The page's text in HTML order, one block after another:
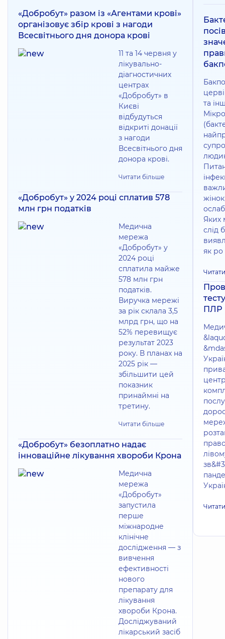
«Добробут» разом із «Агентами крові»
організовує збір крові з нагоди
Всесвітнього дня донора крові
11 та 14 червня у
лікувально-
діагностичних
центрах
«Добробут» в
Києві
відбудуться
відкриті донації
з нагоди
Всесвітнього дня
донора крові.
Читати більше
«Добробут» у 2024 році сплатив 578
млн грн податків
Медична
мережа
«Добробут» у
2024 році
сплатила майже
578 млн грн
податків.
Виручка мережі
за рік склала 3,5
млрд грн, що на
52% перевищує
результат 2023
року. В планах на
2025 рік —
збільшити цей
показник
принаймні на
третину.
Читати більше
«Добробут» безоплатно надає
інноваційне лікування хвороби Крона
Медична
мережа
«Добробут»
запустила
перше
міжнародне
клінічне
дослідження — з
вивчення
ефективності
нового
препарату для
лікування
хвороби Крона.
Досліджуваний
лікарський засіб
та
Яких
слід
як ро
ПЛР